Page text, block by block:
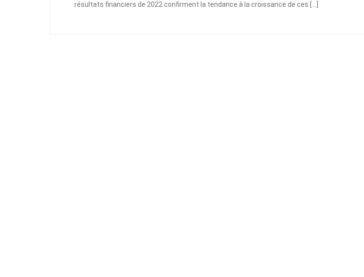
résultats financiers de 2022 confirment la tendance à la croissance de ces […]